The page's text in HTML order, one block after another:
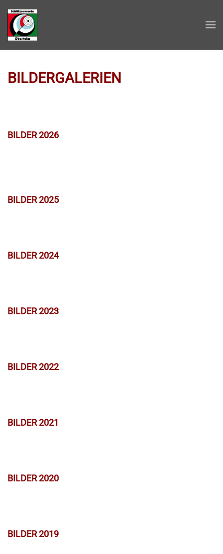
Zum Hauptinhalt springen
BILDERGALERIEN
BILDER 2026
BILDER 2025
BILDER 2024
BILDER 2023
BILDER 2022
BILDER 2021
BILDER 2020
BILDER 2019